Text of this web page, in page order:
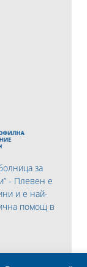
за
- Плевен е
и е най-
помощ в